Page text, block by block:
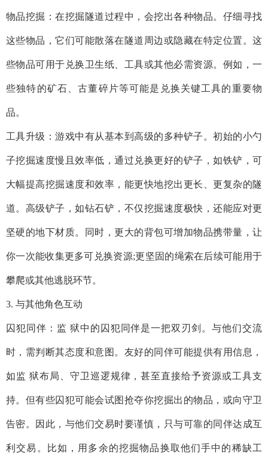
物品挖掘：在挖掘隧道过程中，会挖出各种物品。仔细寻找
这些物品，它们可能散落在隧道周边或隐藏在特定位置。这
些物品可用于兑换卫生纸、工具或其他必需资源。例如，一
些独特的矿石、古董碎片等可能是兑换关键工具的重要物
品。
工具升级：游戏中有从基本到高级的多种铲子。初始的小勺
子挖掘速度慢且效率低，通过兑换更好的铲子，如铁铲，可
大幅提高挖掘速度和效率，能更快地挖出更长、更复杂的隧
道。高级铲子，如钻石铲，不仅挖掘速度极快，还能应对更
坚硬的地下材质。同时，更大的背包可增加物品携带量，让
你一次能收集更多可兑换资源;更坚固的绳索在后续可能用于
攀爬或其他逃脱环节。
3. 与其他角色互动
囚犯同伴：监 狱中的囚犯同伴是一把双刃剑。与他们交流
时，需判断其态度和意图。友好的同伴可能提供有用信息，
如监 狱布局、守卫巡逻规律，甚至直接给予资源或工具支
持。但有些囚犯可能会试图抢夺你挖掘出的物品，或向守卫
告密。因此，与他们交易时要谨慎，只与可靠的同伴达成互
利交易。比如，用多余的挖掘物品换取他们手中的稀缺工